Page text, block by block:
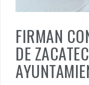
FIRMAN
DE